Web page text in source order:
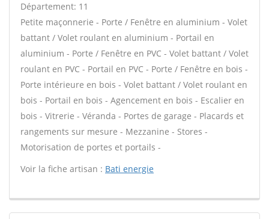
Département: 11
Petite maçonnerie - Porte / Fenêtre en aluminium - Volet
battant / Volet roulant en aluminium - Portail en
aluminium - Porte / Fenêtre en PVC - Volet battant / Volet
roulant en PVC - Portail en PVC - Porte / Fenêtre en bois -
Porte intérieure en bois - Volet battant / Volet roulant en
bois - Portail en bois - Agencement en bois - Escalier en
bois - Vitrerie - Véranda - Portes de garage - Placards et
rangements sur mesure - Mezzanine - Stores -
Motorisation de portes et portails -
Voir la fiche artisan : Bati energie